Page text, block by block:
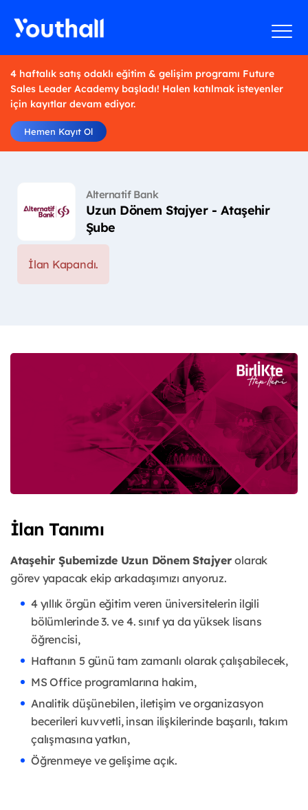
4 haftalık satış odaklı eğitim & gelişim programı Future
Sales Leader Academy başladı! Halen katılmak isteyenler
için kayıtlar devam ediyor.
Hemen Kayıt Ol
Alternatif Bank
Uzun Dönem Stajyer - Ataşehir
Şube
İlan Kapandı.
İlan Tanımı
Ataşehir Şubemizde Uzun Dönem Stajyerolarak
görev yapacak ekip arkadaşımızı arıyoruz.
4 yıllık örgün eğitim veren üniversitelerin ilgili
bölümlerinde 3. ve 4. sınıf ya da yüksek lisans
öğrencisi,
Haftanın 5 günü tam zamanlı olarak çalışabilecek,
MS Office programlarına hakim,
Analitik düşünebilen, iletişim ve organizasyon
becerileri kuvvetli, insan ilişkilerinde başarılı, takım
çalışmasına yatkın,
Öğrenmeye ve gelişime açık.